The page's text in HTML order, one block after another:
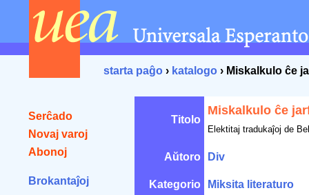
starta paĝo › katalogo › Miskalkulo ĉe
Serĉado
Novaj varoj
Abonoj
Brokantaĵoj
Titolo
Miskalkulo ĉe
Elektitaj tradukaĵoj de
Aŭtoro Div
Kategorio Miksita literaturo